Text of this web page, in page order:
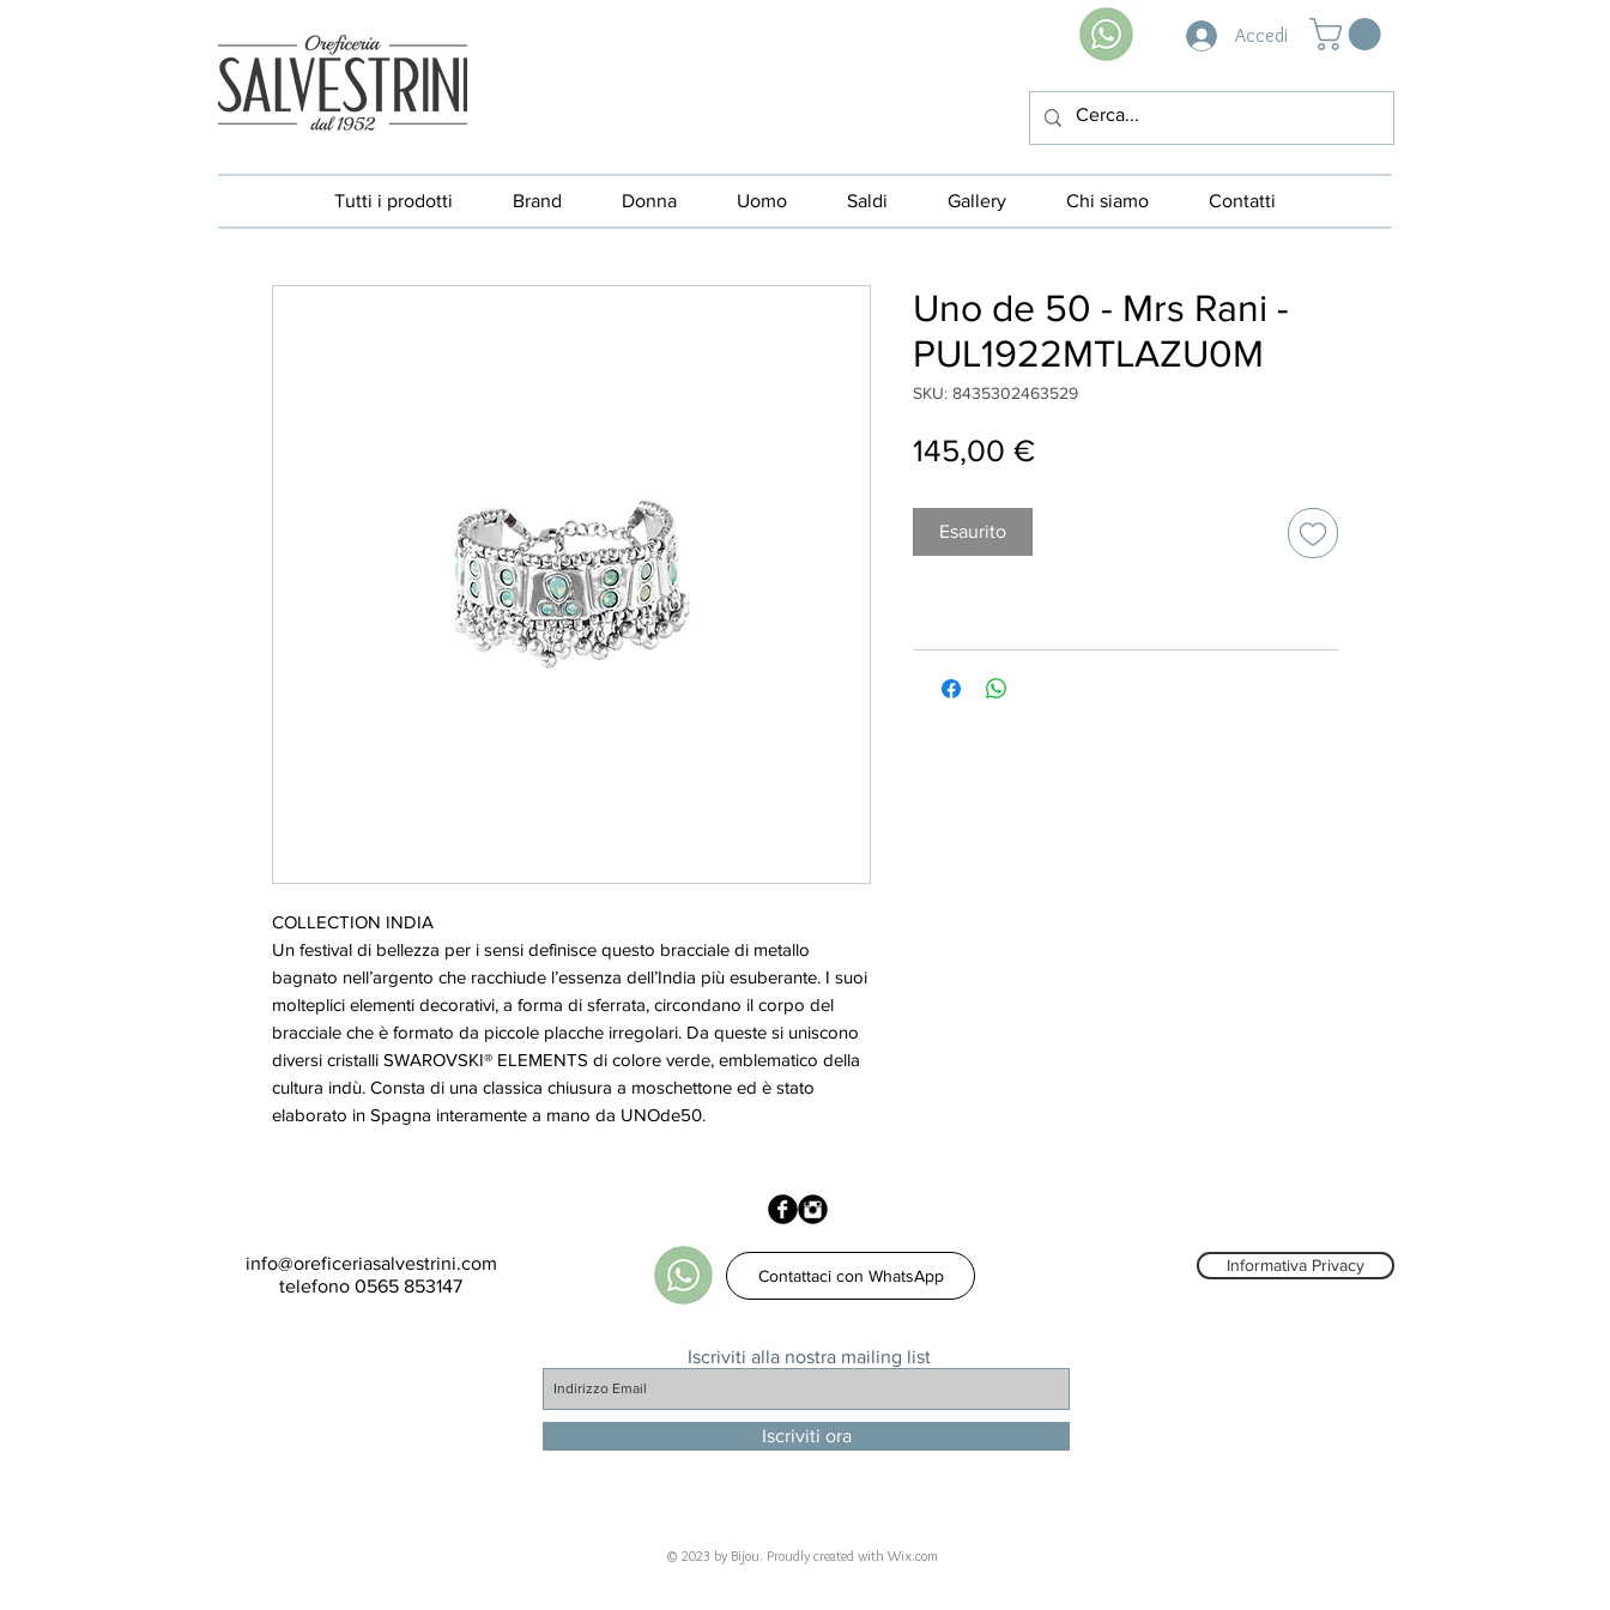
Accedi
Tutti i prodotti Brand Donna Uomo Saldi Gallery Chi siamo Contatti
COLLECTION INDIA
Un festival di bellezza per i sensi definisce questo bracciale di metallo
bagnato nell’argento che racchiude l’essenza dell’India più esuberante. I suoi
molteplici elementi decorativi, a forma di sferrata, circondano il corpo del
bracciale che è formato da piccole placche irregolari. Da queste si uniscono
diversi cristalli SWAROVSKI® ELEMENTS di colore verde, emblematico della
cultura indù. Consta di una classica chiusura a moschettone ed è stato
elaborato in Spagna interamente a mano da UNOde50.
Uno de 50 - Mrs Rani -
PUL1922MTLAZU0M
SKU: 8435302463529
145,00 €Prezzo
Esaurito
Iscriviti alla nostra mailing list
Iscriviti ora
Contattaci con WhatsApp
info@oreficeriasalvestrini.com
telefono 0565 853147
© 2023 by Bijou. Proudly created with Wix.com
Informativa Privacy